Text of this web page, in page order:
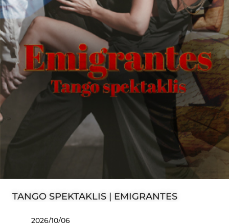
TANGO SPEKTAKLIS | EMIGRANTES
2026/10/06